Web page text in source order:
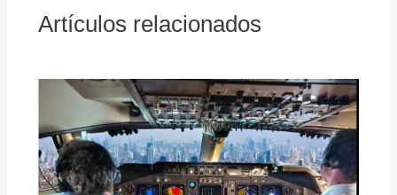
Artículos relacionados